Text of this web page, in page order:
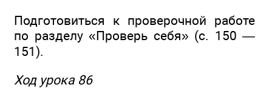
Подготовиться к проверочной работе
по разделу «Проверь себя» (с. 150 —
151).
Ход урока 86